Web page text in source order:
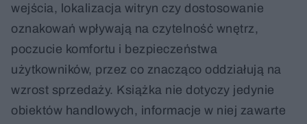
wejścia, lokalizacja witryn czy dostosowanie
oznakowań wpływają na czytelność wnętrz,
poczucie komfortu i bezpieczeństwa
użytkowników, przez co znacząco oddziałują na
wzrost sprzedaży. Książka nie dotyczy jedynie
obiektów handlowych, informacje w niej zawarte